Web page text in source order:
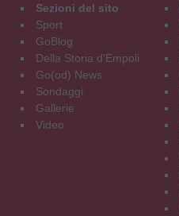
Sezioni del sito
Sport
GoBlog
Della Storia d'Empoli
Go(od) News
Sondaggi
Gallerie
Video